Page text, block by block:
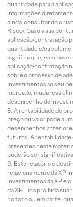
quantidade para a
informações
ainda, consultando o
Risco). Caso a sua
aplicação/contratação
quantidade e/ou
significa que, com base
aplicação/contratação
sobre o processo de
Investimentos ao seu
mercado, mudanças
desempenho do
A rentabilidade de
preço ou valor pode
desempenhos
futuros. A rentabilidade
presentes neste
poderão ser
Este relatório é
relacionamento da XP
investimentos da XP e
da XP. Fica proibida
no todo ou em parte,